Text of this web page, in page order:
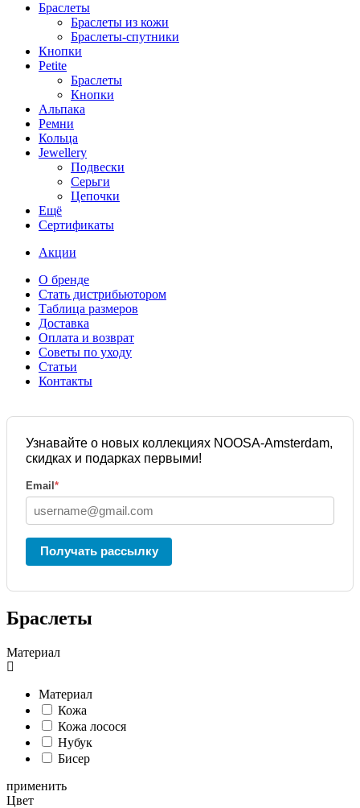
Браслеты
Браслеты из кожи
Браслеты-спутники
Кнопки
Petite
Браслеты
Кнопки
Альпака
Ремни
Кольца
Jewellery
Подвески
Серьги
Цепочки
Ещё
Сертификаты
Акции
О бренде
Стать дистрибьютором
Таблица размеров
Доставка
Оплата и возврат
Советы по уходу
Статьи
Контакты
Узнавайте о новых коллекциях NOOSA-Amsterdam,
скидках и подарках первыми!
Email *
Получать рассылку
Браслеты
Материал
Материал
Кожа
Кожа лосося
Нубук
Бисер
применить
Цвет